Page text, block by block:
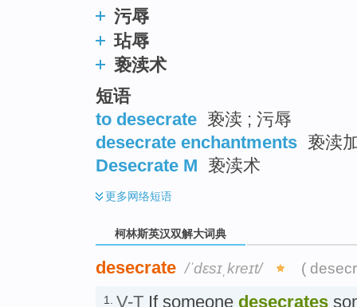
污辱
玷辱
亵渎术
短语
to desecrate 亵渎 ; 污辱
desecrate enchantments 亵渎
Desecrate M 亵渎术
更多网络短语
柯林斯英汉双解大词典
desecrate /ˈdɛsɪˌkreɪt/ (
1. V-T If someone desecrates